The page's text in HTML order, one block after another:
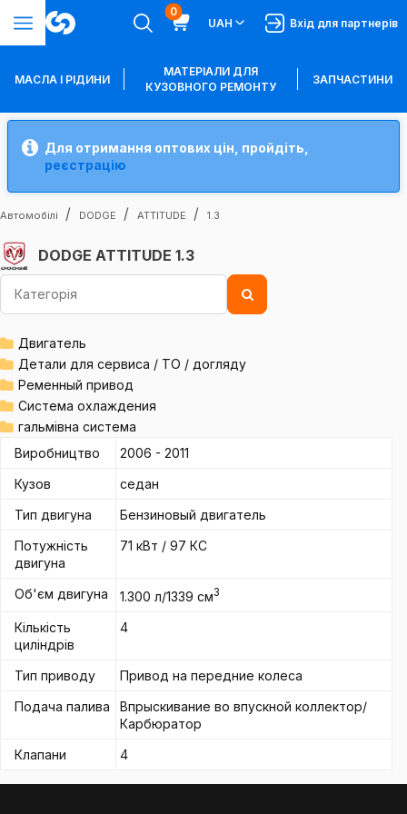
0
UAH
Вхід для партнерів
МАСЛА І РІДИНИ
МАТЕРІАЛИ ДЛЯ
КУЗОВНОГО РЕМОНТУ
ЗАПЧАСТИНИ
Для отримання оптових цін, пройдіть,
реєстрацію
Автомобілі DODGE ATTITUDE 1.3
DODGE ATTITUDE 1.3
Двигатель
Детали для сервиса / ТО / догляду
Ременный привод
Система охлаждения
гальмівна система
Виробництво
2006 - 2011
Кузов
седан
Тип двигуна
Бензиновый двигатель
Потужність
двигуна
71 кВт / 97 КС
Об'єм двигуна 1.300 л/1339 см3
Кількість
циліндрів
4
Тип приводу
Привод на передние колеса
Подача палива
Впрыскивание во впускной коллектор/
Карбюратор
Клапани
4